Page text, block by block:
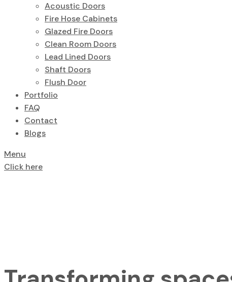
Acoustic Doors
Fire Hose Cabinets
Glazed Fire Doors
Clean Room Doors
Lead Lined Doors
Shaft Doors
Flush Door
Portfolio
FAQ
Contact
Blogs
Menu
Click here